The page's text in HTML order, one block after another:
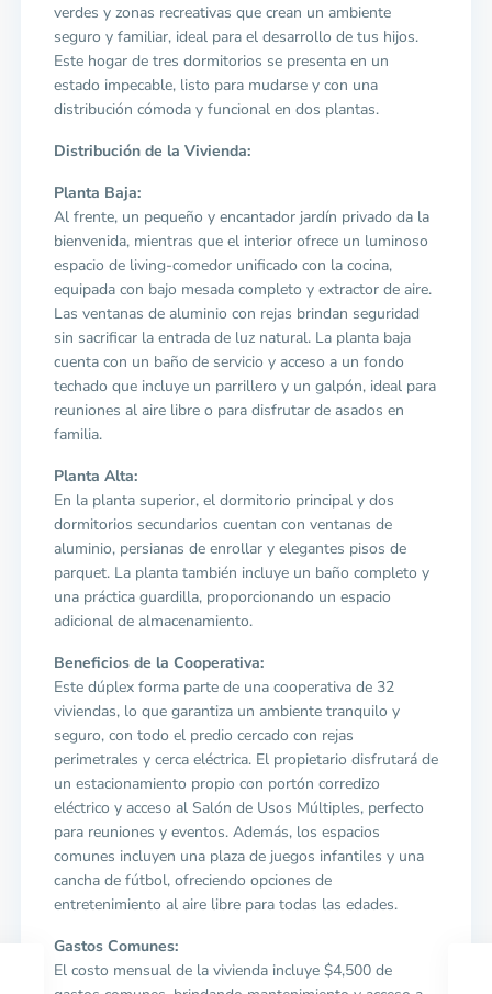
verdes y zonas recreativas que crean un ambiente
seguro y familiar, ideal para el desarrollo de tus hijos.
Este hogar de tres dormitorios se presenta en un
estado impecable, listo para mudarse y con una
distribución cómoda y funcional en dos plantas.
Distribución de la Vivienda:
Planta Baja:
Al frente, un pequeño y encantador jardín privado da la
bienvenida, mientras que el interior ofrece un luminoso
espacio de living-comedor unificado con la cocina,
equipada con bajo mesada completo y extractor de aire.
Las ventanas de aluminio con rejas brindan seguridad
sin sacrificar la entrada de luz natural. La planta baja
cuenta con un baño de servicio y acceso a un fondo
techado que incluye un parrillero y un galpón, ideal para
reuniones al aire libre o para disfrutar de asados en
familia.
Planta Alta:
En la planta superior, el dormitorio principal y dos
dormitorios secundarios cuentan con ventanas de
aluminio, persianas de enrollar y elegantes pisos de
parquet. La planta también incluye un baño completo y
una práctica guardilla, proporcionando un espacio
adicional de almacenamiento.
Beneficios de la Cooperativa:
Este dúplex forma parte de una cooperativa de 32
viviendas, lo que garantiza un ambiente tranquilo y
seguro, con todo el predio cercado con rejas
perimetrales y cerca eléctrica. El propietario disfrutará de
un estacionamiento propio con portón corredizo
eléctrico y acceso al Salón de Usos Múltiples, perfecto
para reuniones y eventos. Además, los espacios
comunes incluyen una plaza de juegos infantiles y una
cancha de fútbol, ofreciendo opciones de
entretenimiento al aire libre para todas las edades.
Gastos Comunes:
El costo mensual de la vivienda incluye $4,500 de